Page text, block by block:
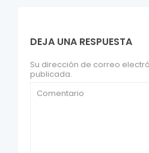
DEJA UNA RESPUESTA
Su dirección de correo
publicada.